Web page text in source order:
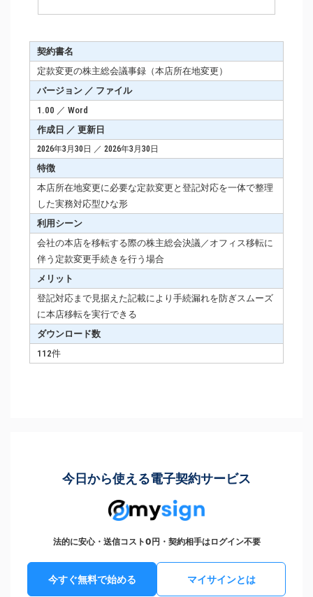
契約書名
定款変更の株主総会議事録（本店所在地変更）
バージョン ／ ファイル
1.00 ／ Word
作成日 ／ 更新日
2026年3月30日 ／ 2026年3月30日
特徴
本店所在地変更に必要な定款変更と登記対応を一体で整理
した実務対応型ひな形
利用シーン
会社の本店を移転する際の株主総会決議／オフィス移転に
伴う定款変更手続きを行う場合
メリット
登記対応まで見据えた記載により手続漏れを防ぎスムーズ
に本店移転を実行できる
ダウンロード数
112件
今日から使える電子契約サービス
法的に安心・送信コスト0円・契約相手はログイン不要
今すぐ無料で始める マイサインとは